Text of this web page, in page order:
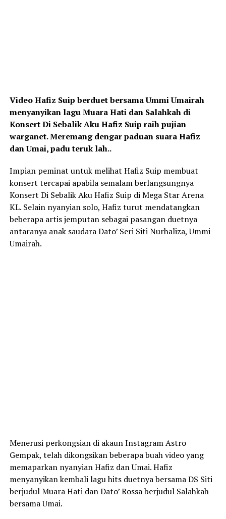
Video Hafiz Suip berduet bersama Ummi Umairah
menyanyikan lagu Muara Hati dan Salahkah di
Konsert Di Sebalik Aku Hafiz Suip raih pujian
warganet. Meremang dengar paduan suara Hafiz
dan Umai, padu teruk lah..
Impian peminat untuk melihat Hafiz Suip membuat
konsert tercapai apabila semalam berlangsungnya
Konsert Di Sebalik Aku Hafiz Suip di Mega Star Arena
KL. Selain nyanyian solo, Hafiz turut mendatangkan
beberapa artis jemputan sebagai pasangan duetnya
antaranya anak saudara Dato’ Seri Siti Nurhaliza, Ummi
Umairah.
Menerusi perkongsian di akaun Instagram Astro
Gempak, telah dikongsikan beberapa buah video yang
memaparkan nyanyian Hafiz dan Umai. Hafiz
menyanyikan kembali lagu hits duetnya bersama DS Siti
berjudul Muara Hati dan Dato’ Rossa berjudul Salahkah
bersama Umai.